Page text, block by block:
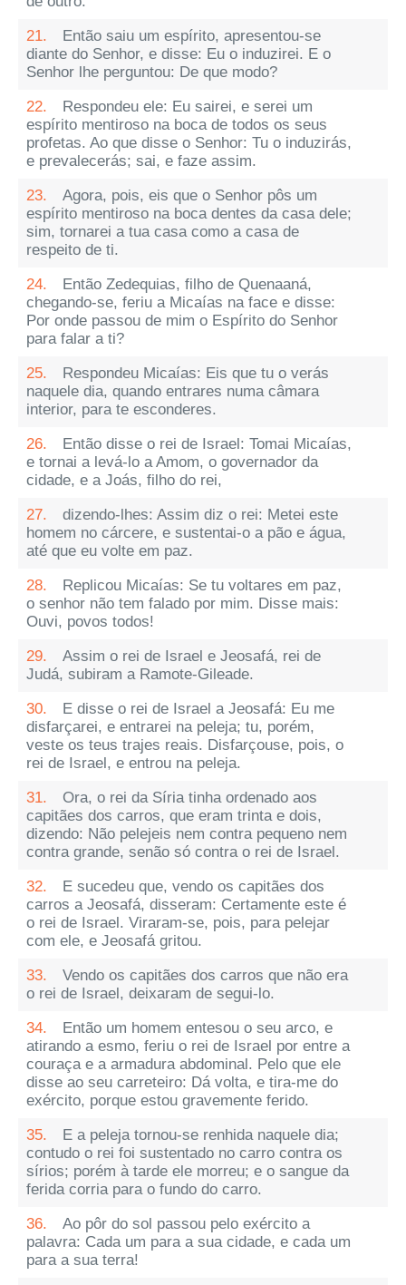
21.
Então saiu um espírito, apresentou-se
diante do Senhor, e disse: Eu o induzirei. E o
Senhor lhe perguntou: De que modo?
22.
Respondeu ele: Eu sairei, e serei um
espírito mentiroso na boca de todos os seus
profetas. Ao que disse o Senhor: Tu o induzirás,
e prevalecerás; sai, e faze assim.
23.
Agora, pois, eis que o Senhor pôs um
espírito mentiroso na boca dentes da casa dele;
sim, tornarei a tua casa como a casa de
respeito de ti.
24.
Então Zedequias, filho de Quenaaná,
chegando-se, feriu a Micaías na face e disse:
Por onde passou de mim o Espírito do Senhor
para falar a ti?
25.
Respondeu Micaías: Eis que tu o verás
naquele dia, quando entrares numa câmara
interior, para te esconderes.
26.
Então disse o rei de Israel: Tomai Micaías,
e tornai a levá-lo a Amom, o governador da
cidade, e a Joás, filho do rei,
27.
dizendo-lhes: Assim diz o rei: Metei este
homem no cárcere, e sustentai-o a pão e água,
até que eu volte em paz.
28.
Replicou Micaías: Se tu voltares em paz,
o senhor não tem falado por mim. Disse mais:
Ouvi, povos todos!
29.
Assim o rei de Israel e Jeosafá, rei de
Judá, subiram a Ramote-Gileade.
30.
E disse o rei de Israel a Jeosafá: Eu me
disfarçarei, e entrarei na peleja; tu, porém,
veste os teus trajes reais. Disfarçouse, pois, o
rei de Israel, e entrou na peleja.
31.
Ora, o rei da Síria tinha ordenado aos
capitães dos carros, que eram trinta e dois,
dizendo: Não pelejeis nem contra pequeno nem
contra grande, senão só contra o rei de Israel.
32.
E sucedeu que, vendo os capitães dos
carros a Jeosafá, disseram: Certamente este é
o rei de Israel. Viraram-se, pois, para pelejar
com ele, e Jeosafá gritou.
33.
Vendo os capitães dos carros que não era
o rei de Israel, deixaram de segui-lo.
34.
Então um homem entesou o seu arco, e
atirando a esmo, feriu o rei de Israel por entre a
couraça e a armadura abdominal. Pelo que ele
disse ao seu carreteiro: Dá volta, e tira-me do
exército, porque estou gravemente ferido.
35.
E a peleja tornou-se renhida naquele dia;
contudo o rei foi sustentado no carro contra os
sírios; porém à tarde ele morreu; e o sangue da
ferida corria para o fundo do carro.
36.
Ao pôr do sol passou pelo exército a
palavra: Cada um para a sua cidade, e cada um
para a sua terra!